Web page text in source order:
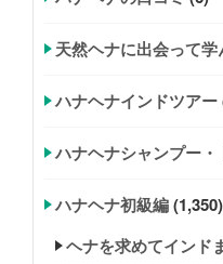
天然ヘナに出会って学
ハナヘナインドツアー
ハナヘナシャンプー・
ハナヘナ初級編(1,350)
ヘナを求めてインド